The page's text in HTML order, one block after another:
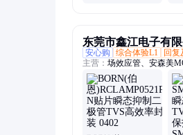
东莞市鑫江电子有限
安心购
综合体验L1 回复
主营： 场效应管、安森美
管、快恢复二极管、开关
二极管、稳压二极管、